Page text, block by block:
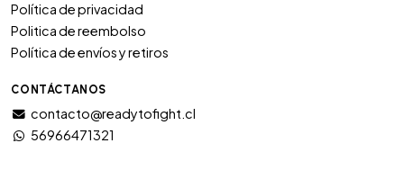
Política de privacidad
Politica de reembolso
Política de envíos y retiros
CONTÁCTANOS
contacto@readytofight.cl
56966471321